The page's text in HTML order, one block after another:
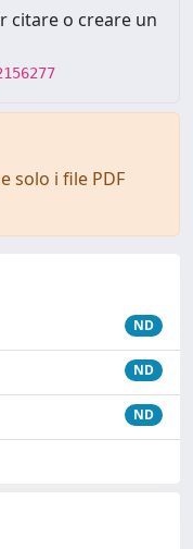
citare o creare un
solo i file PDF
ND
ND
ND